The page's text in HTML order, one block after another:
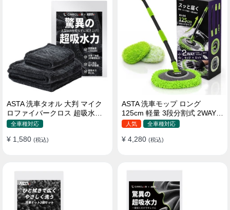
ASTA 洗車タオル 大判 マイク
ロファイバークロス 超吸水ツ
イストパイル 洗車クロス 傷防
全車種対応
¥ 1,580 (税込)
ASTA 洗車モップ ロング
125cm 軽量 3段分割式 2WAY
洗車ブラシ スポンジ 高吸水 マ
110°可動ヘッド 15°カーブ設計
人気 全車種対応
¥ 4,280 (税込)